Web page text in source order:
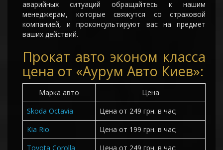
аварийных ситуаций обращайтесь к нашим
менеджерам, которые свяжутся со страховой
компанией, и проконсультируют вас на предмет
ваших действий.
Прокат авто эконом класса
цена от «Аурум Авто Киев»:
Марка авто
Цена
Skoda Octavia
Цена от 249 грн. в час;
Kia Rio
Цена от 199 грн. в час;
Toyota Corolla
Цена от 249 грн. в час;